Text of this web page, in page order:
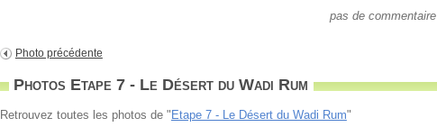
pas de commentaire
Photo précédente
Photos Etape 7 - Le Désert du Wadi Rum
Retrouvez toutes les photos de "Etape 7 - Le Désert du Wadi Rum"